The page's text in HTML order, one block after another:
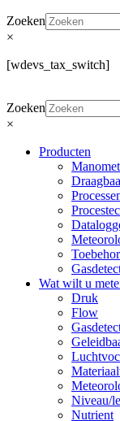
Zoeken
×
[wdevs_tax_switch]
Zoeken
×
Producten
Wat wilt u
Druk
Flow
Niveau/
Nutrient